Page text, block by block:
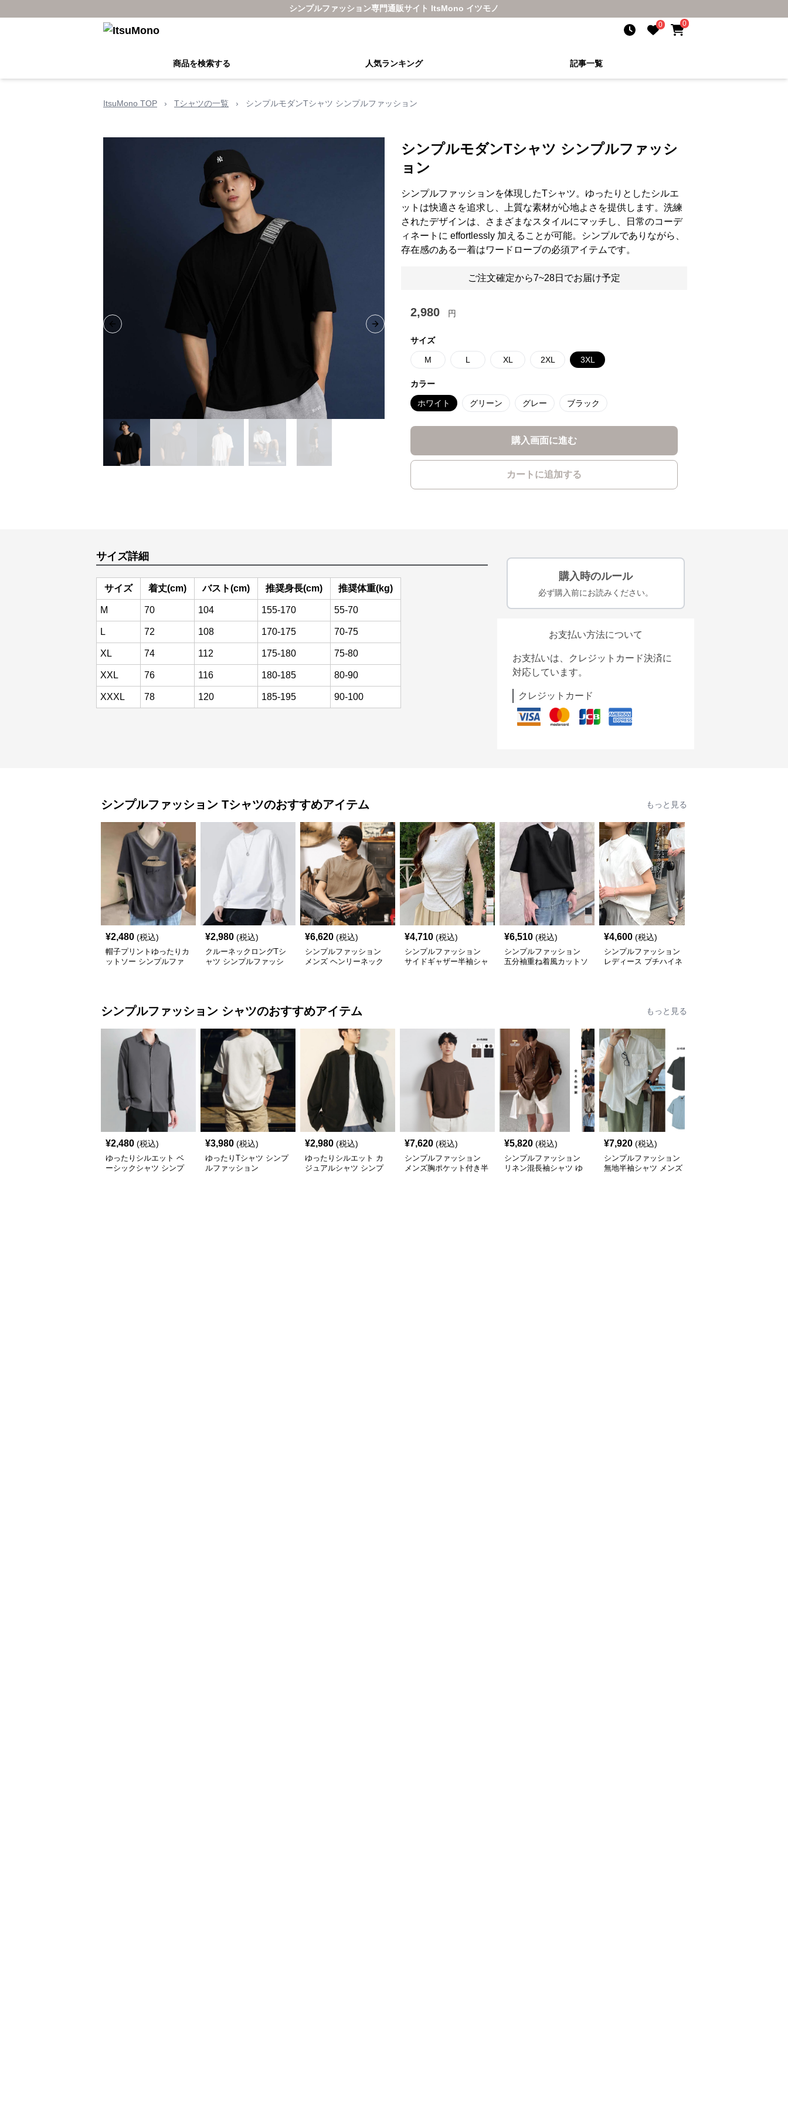
シンプルファッション専門通販サイト ItsMono イツモノ
0 0
商品を検索する 人気ランキング 記事一覧
ItsuMono TOP › Tシャツの一覧 › シンプルモダンTシャツ シンプルファッション
Previous slide Next slide
シンプルモダンTシャツ シンプルファッシ
ョン
シンプルファッションを体現したTシャツ。ゆったりとしたシルエ
ットは快適さを追求し、上質な素材が心地よさを提供します。洗練
されたデザインは、さまざまなスタイルにマッチし、日常のコーデ
ィネートに effortlessly 加えることが可能。シンプルでありながら、
存在感のある一着はワードローブの必須アイテムです。
ご注文確定から7~28日でお届け予定
2,980 円
サイズ
M L XL 2XL 3XL
カラー
ホワイト グリーン グレー ブラック
購入画面に進む
カートに追加する
サイズ詳細
サイズ 着丈(cm) バスト(cm) 推奨身長(cm) 推奨体重(kg)
M 70 104 155-170 55-70
L 72 108 170-175 70-75
XL 74 112 175-180 75-80
XXL 76 116 180-185 80-90
XXXL 78 120 185-195 90-100
購入時のルール
必ず購入前にお読みください。
お支払い方法について
お支払いは、クレジットカード決済に
対応しています。
クレジットカード
シンプルファッション Tシャツのおすすめアイテム もっと見る
¥2,480 (税込)
帽子プリントゆったりカ
ットソー シンプルファ
¥2,980 (税込)
クルーネックロングTシ
ャツ シンプルファッシ
¥6,620 (税込)
シンプルファッション
メンズ ヘンリーネック
¥4,710 (税込)
シンプルファッション
サイドギャザー半袖シャ
¥6,510 (税込)
シンプルファッション
五分袖重ね着風カットソ
¥4,600 (税込)
シンプルファッション
レディース プチハイネ
シンプルファッション シャツのおすすめアイテム もっと見る
¥2,480 (税込)
ゆったりシルエット ベ
ーシックシャツ シンプ
¥3,980 (税込)
ゆったりTシャツ シンプ
ルファッション
¥2,980 (税込)
ゆったりシルエット カ
ジュアルシャツ シンプ
¥7,620 (税込)
シンプルファッション
メンズ胸ポケット付き半
¥5,820 (税込)
シンプルファッション
リネン混長袖シャツ ゆ
¥7,920 (税込)
シンプルファッション
無地半袖シャツ メンズ